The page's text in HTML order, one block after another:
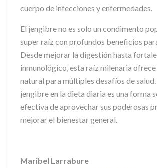
cuerpo de infecciones y enfermedades.
El jengibre no es solo un condimento
super raíz con profundos beneficios
Desde mejorar la digestión hasta
inmunológico, esta raíz milenaria ofrece
natural para múltiples desafíos de
jengibre en la dieta diaria es una forma
efectiva de aprovechar sus poderosas
mejorar el bienestar general.
Maribel Larrabure